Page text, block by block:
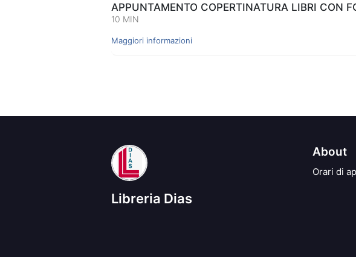
APPUNTAMENTO COPERTINATURA LIBRI CON
10 MIN
Maggiori informazioni
Libreria Dias
About
Orari di